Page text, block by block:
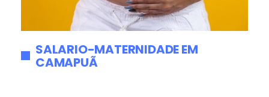
SALARIO-MATERNIDADE EM
CAMAPUÃ